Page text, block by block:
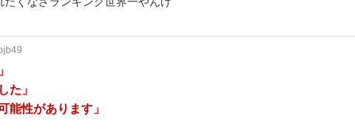
た」
能性があります」